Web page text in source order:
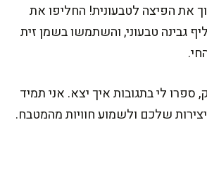
את הפיצה לטבעונית! החליפו את
גבינה טבעוני, והשתמשו בשמן זית
לי בתגובות איך יצא. אני תמיד
שלכם ולשמוע חוויות מהמטבח.